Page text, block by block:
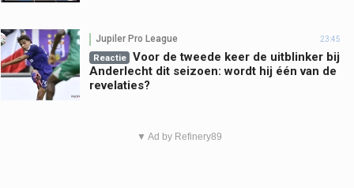
Jupiler Pro League 23:45
Reactie
Voor de tweede keer de uitblinker bij
Anderlecht dit seizoen: wordt hij één van de
revelaties?
▼ Ad by Refinery89